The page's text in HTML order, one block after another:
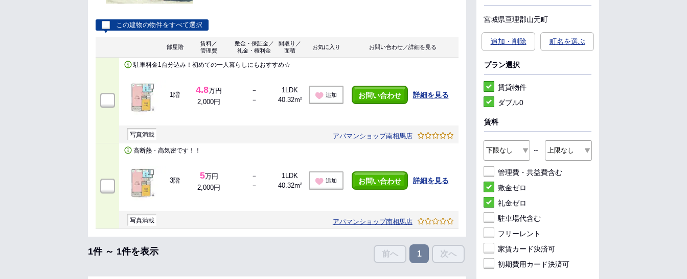
この建物の物件をすべて選択
部屋階
賃料／
管理費
敷金・保証金／
礼金・権利金
間取り／
面積
お気に入り お問い合わせ／詳細を見る
駐車料金1台分込み！初めての一人暮らしにもおすすめ☆
1階 4.8万円
2,000円
－
－
1LDK
40.32m²
追加 お問い合わせ 詳細を見る
写真満載 アパマンショップ南相馬店
高断熱・高気密です！！
3階 5万円
2,000円
－
－
1LDK
40.32m²
追加 お問い合わせ 詳細を見る
写真満載 アパマンショップ南相馬店
1件 ～ 1件を表示 前へ 1 次へ
宮城県亘理郡山元町
追加・削除 町名を選ぶ
プラン選択
賃貸物件
ダブル0
賃料
～
管理費・共益費含む
敷金ゼロ
礼金ゼロ
駐車場代含む
フリーレント
家賃カード決済可
初期費用カード決済可